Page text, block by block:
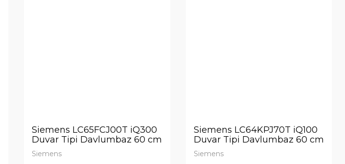
Siemens LC65FCJ00T iQ300
Duvar Tipi Davlumbaz 60 cm
clear glass titanium printed
Siemens
Siemens LC64KPJ70T iQ100
Duvar Tipi Davlumbaz 60 cm
Clear glass grey printed
Siemens